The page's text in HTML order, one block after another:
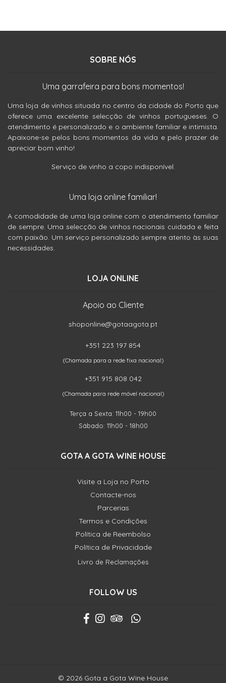
SOBRE NÓS
Uma garrafeira para bons momentos!
Uma loja de vinhos situada no centro da cidade do Porto que
oferece uma excelente selecção de vinhos portugueses. O
atendimento é personalizado e o ambiente familiar e intimista.
Apaixone-se pelos bons momentos da vida e pelo prazer de
apreciar bom vinho!
Serviço de vinho a copo indisponível.
Uma loja online familiar!
A comodidade de uma loja online com o atendimento familiar
de sempre. Uma selecção de vinhos nacionais cuidada e feita
com paixão. Um serviço personalizado sempre atento às suas
necessidades.
LOJA ONLINE
Apoio ao Cliente
shoponline@gotaagota.pt
+351 223 197 854
(Chamada para a rede fixa nacional)
+351 915 808 042
(Chamada para rede móvel nacional)
Terça a Sexta: 11h00 - 19h00
Sábado: 11h00 - 18h00
GOTA A GOTA WINE HOUSE
Visite a Loja no Porto
Contacte-nos
Parcerias
Termos e Condições
Política de Reembolso
Política de Privacidade
Livro de Reclamações
FOLLOW US
© 2026 Gota a Gota Wine House